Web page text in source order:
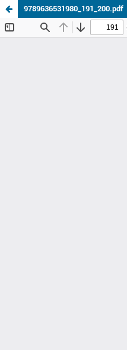
9789636531980_191_200.pdf